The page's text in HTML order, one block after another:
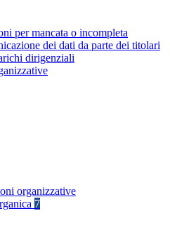
per mancata o incompleta
dei dati da parte dei titolari
dirigenziali
organizzative
7